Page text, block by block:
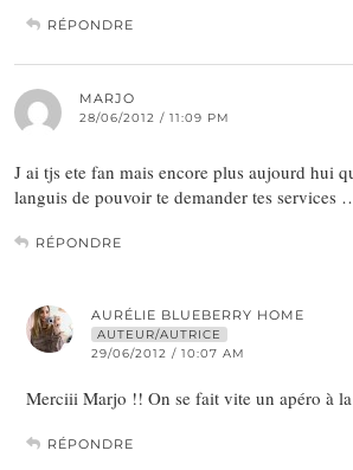
RÉPONDRE
MARJO
28/06/2012 / 11:09 PM
J ai tjs ete fan mais encore plus aujourd hui
languis de pouvoir te demander tes services
RÉPONDRE
AURÉLIE BLUEBERRY HOME
AUTEUR/AUTRICE
29/06/2012 / 10:07 AM
Merciii Marjo !! On se fait vite un apéro à
RÉPONDRE